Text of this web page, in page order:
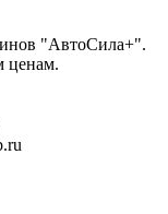
"АвтоСила+".
ценам.